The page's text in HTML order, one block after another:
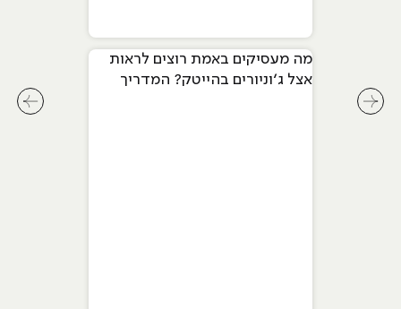
מה מעסיקים באמת רוצים לראות
אצל ג׳וניורים בהייטק? המדריך
לחץ לחץ לשיקופית קודמת בסליידר מאמרים